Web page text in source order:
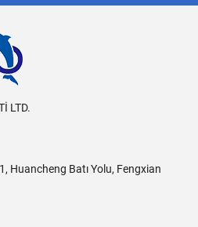
LTD.
Huancheng Batı Yolu, Fengxian